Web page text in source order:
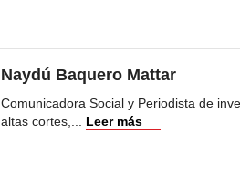
Naydú Baquero Mattar
Comunicadora Social y Periodista de
altas cortes,... Leer más